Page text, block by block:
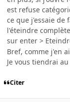
est refuse
ce que j'essaie de
l'éteindre
sur enter >
Bref, comme j'en
Je vous tiendrai
Citer